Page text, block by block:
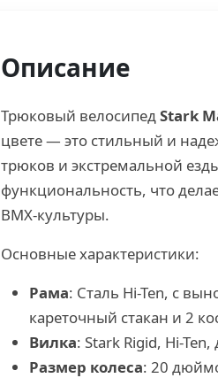
Описание
Трюковый велосипедStark
цвете — это стильный и
трюков и экстремальной
функциональность, что
BMX-культуры.
Основные характеристики:
Рама: Сталь Hi-Ten, с
кареточный стакан и 2
Вилка: Stark Rigid, Hi-
Размер колеса: 20